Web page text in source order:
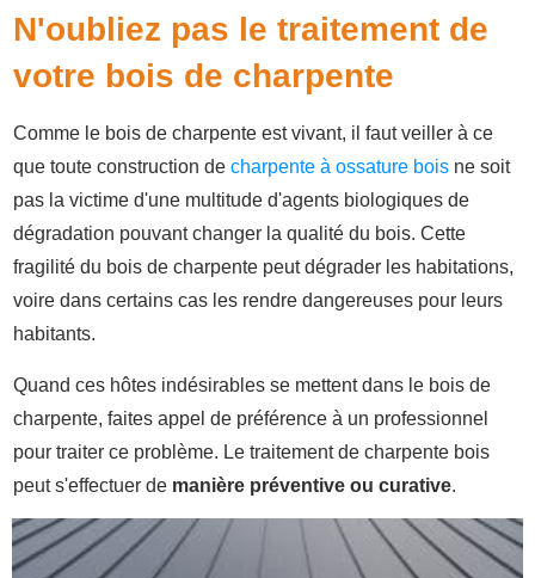
N'oubliez pas le traitement de
votre bois de charpente
Comme le bois de charpente est vivant, il faut veiller à ce
que toute construction de charpente à ossature bois ne soit
pas la victime d'une multitude d'agents biologiques de
dégradation pouvant changer la qualité du bois. Cette
fragilité du bois de charpente peut dégrader les habitations,
voire dans certains cas les rendre dangereuses pour leurs
habitants.
Quand ces hôtes indésirables se mettent dans le bois de
charpente, faites appel de préférence à un professionnel
pour traiter ce problème. Le traitement de charpente bois
peut s'effectuer de manière préventive ou curative.